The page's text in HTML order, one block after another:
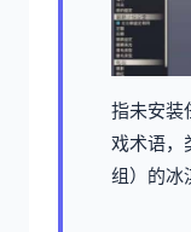
指未安装
戏术语，
组）的冰